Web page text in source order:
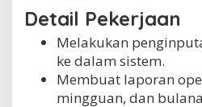
Detail Pekerjaan
Melakukan
ke dalam sistem.
Membuat laporan
mingguan, dan